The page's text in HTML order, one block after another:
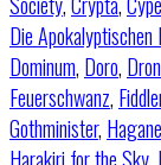
Die Apokalyptischen
Dominum, Doro,
Feuerschwanz,
Gothminister, Hagane